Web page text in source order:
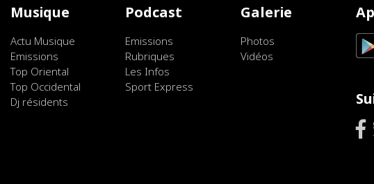
Musique
Actu Musique
Emissions
Top Oriental
Top Occidental
Dj résidents
Podcast
Emissions
Rubriques
Les Infos
Sport Express
Galerie
Photos
Vidéos